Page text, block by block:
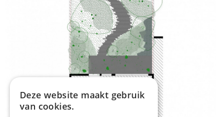
Deze website maakt gebruik
van cookies.